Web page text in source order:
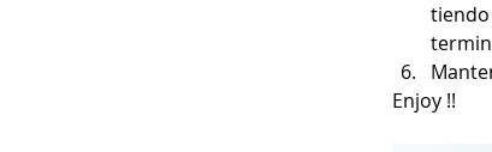
tiendo
Enjoy !!